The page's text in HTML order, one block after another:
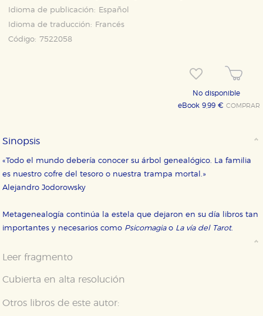
Idioma de publicación:
Español
Idioma de traducción:
Francés
Código: 7522058
No disponible
eBook 9,99 €COMPRAR
Sinopsis
«Todo el mundo debería conocer su árbol genealógico. La familia
es nuestro cofre del tesoro o nuestra trampa mortal.»
Alejandro Jodorowsky
Metagenealogía continúa la estela que dejaron en su día libros tan
importantes y necesarios como Psicomagiao La vía del Tarot.
Leer fragmento
Cubierta en alta resolución
Otros libros de este autor: